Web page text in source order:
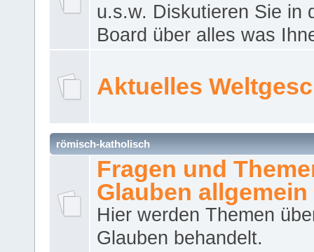
u.s.w. Diskutieren Sie in
Board über alles was
Aktuelles
römisch-katholisch
Fragen und
Glauben allgemein
Hier werden Themen
Glauben behandelt.